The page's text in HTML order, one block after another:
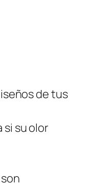
de tus
su olor